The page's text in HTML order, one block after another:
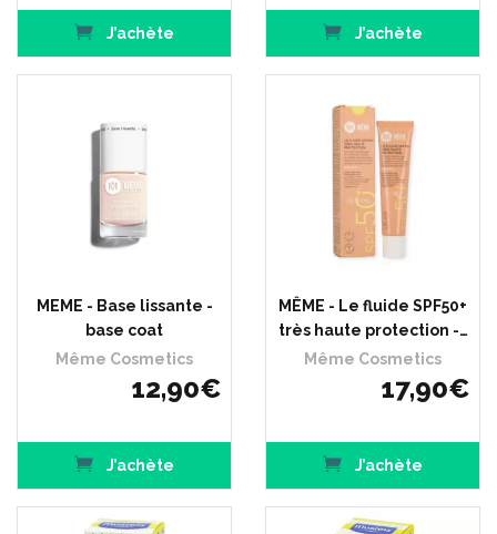
J’achète J’achète
MEME - Base lissante -
base coat
Même Cosmetics
12,90€
J’achète
MÊME - Le fluide SPF50+
très haute protection -…
Même Cosmetics
17,90€
J’achète